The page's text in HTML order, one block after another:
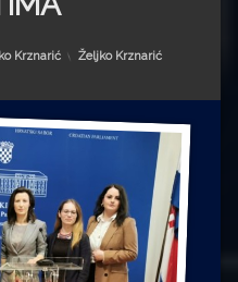
Krznarić Kategorije:
Željko Krznarić